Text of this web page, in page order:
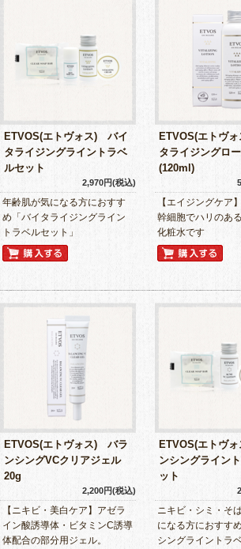
ETVOS(エトヴォス) バイ
タライジングライントラベ
ルセット
2,970円(税込)
年齢肌が気になる方におすす
め「バイタライジングライン
トラベルセット」
ETVOS(エトヴ
タライジングロ
(120ml)
【エイジングケア
幹細胞でハリのあ
化粧水です
ETVOS(エトヴォス) バラ
ンシングVCクリアジェル
20g
2,200円(税込)
【ニキビ・美白ケア】アゼラ
イン酸誘導体・ビタミンC誘導
体配合の部分用ジェル。
ETVOS(エトヴ
ンシングライン
ット
ニキビ・シミ・そ
になる方におすす
シングライントラ